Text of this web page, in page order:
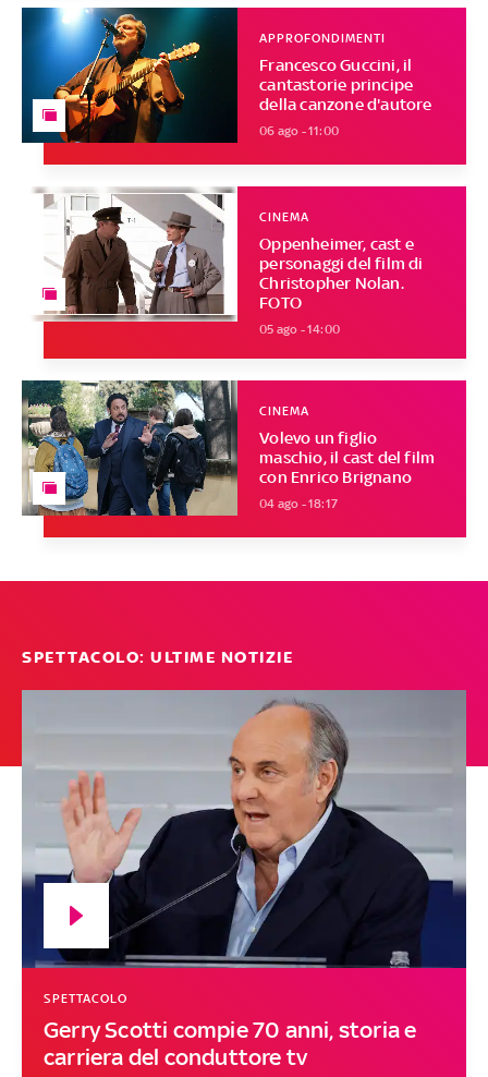
Francesco Guccini, il
cantastorie principe
della canzone d'autore
APPROFONDIMENTI
06 ago - 11:00
Oppenheimer, cast e
personaggi del film di
Christopher Nolan.
FOTO
CINEMA
05 ago - 14:00
Volevo un figlio
maschio, il cast del film
con Enrico Brignano
CINEMA
04 ago - 18:17
SPETTACOLO: ULTIME NOTIZIE
Gerry Scotti compie 70 anni, storia e
carriera del conduttore tv
SPETTACOLO